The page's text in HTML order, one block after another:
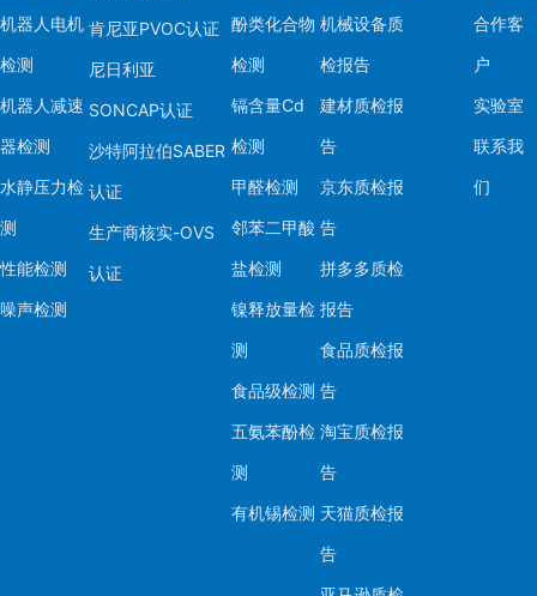
总结：酚类化合物检
节，企业需根据目标
生产工艺和供应链符
机器人电机
检测
机器人减速
器检测
水静压力检
测
性能检测
噪声检测
肯尼亚PVOC认证
尼日利亚
SONCAP认证
沙特阿拉伯SABER
认证
生产商核实-OVS
认证
酚类化合物
检测
镉含量Cd
检测
甲醛检测
邻苯二甲酸
盐检测
镍释放量检
测
食品级检测
五氨苯酚检
测
有机锡检测
机械设备质
检报告
建材质检报
告
京东质检报
告
拼多多质检
报告
食品质检报
告
淘宝质检报
告
天猫质检报
告
合作客
户
实验室
联系我
们